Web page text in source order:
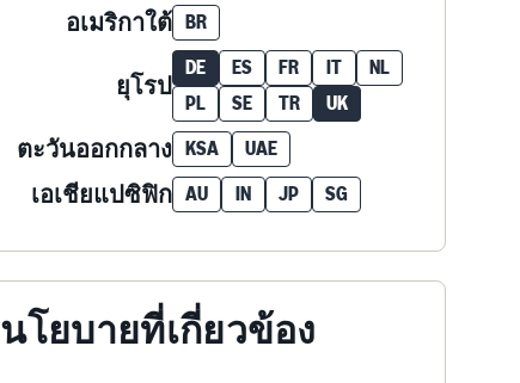
อเมริกาใต้ BR
ยุโรป
DE ES FR IT
NL
PL
SE TR UK
ตะวันออกกลาง KSA UAE
เอเชียแปซิฟิก AU IN JP SG
นโยบายที่เกี่ยวข้อง